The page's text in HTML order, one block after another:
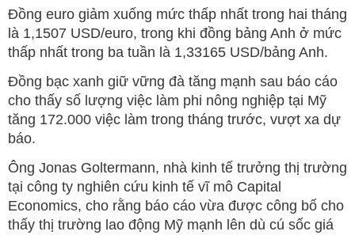
Đồng euro giảm xuống mức thấp nhất trong hai tháng
là 1,1507 USD/euro, trong khi đồng bảng Anh ở mức
thấp nhất trong ba tuần là 1,33165 USD/bảng Anh.
Đồng bạc xanh giữ vững đà tăng mạnh sau báo cáo
cho thấy số lượng việc làm phi nông nghiệp tại Mỹ
tăng 172.000 việc làm trong tháng trước, vượt xa dự
báo.
Ông Jonas Goltermann, nhà kinh tế trưởng thị trường
tại công ty nghiên cứu kinh tế vĩ mô Capital
Economics, cho rằng báo cáo vừa được công bố cho
thấy thị trường lao động Mỹ mạnh lên dù cú sốc giá